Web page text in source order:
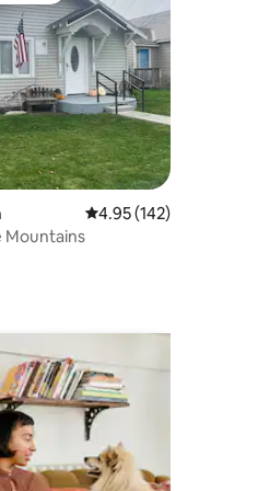
evaluaciones
Calificación promedio:
4.95 (142)
Mountains